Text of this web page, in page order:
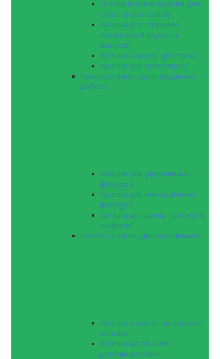
Интерьерные краски для
стен и потолков
Краски для влажных
помещений (кухни и
ванной)
Краски и эмали для пола
Краски для потолков
Краски и эмали для наружных
работ
Краски для деревянных
фасадов
Краски для минеральных
фасадов
Краски для крыш (кровли и
шифера)
Краски и эмали универсальные
Краски и эмали на водной
основе
Краски на основе
растворителя